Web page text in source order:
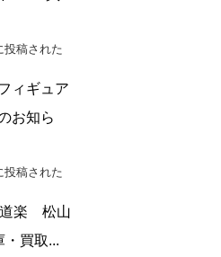
投稿された
ィギュア
お知ら
投稿された
道楽 松山
・買取...